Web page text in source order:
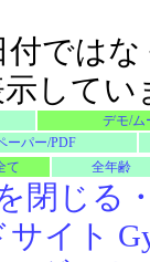
では
してい
デモ/ム
ーパー/PDF
て 全年齢
閉じる